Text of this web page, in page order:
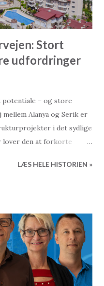
Stort
udfordringer
potentiale – og store
Alanya og Serik er
i det sydlige
lover den at forkorte
væsentligt løft. Men
fremgang Den tyrkiske
motorvejen som et
vil
fra de nuværende 2,5 timer
et moderne design med
LÆS HELE HISTORIEN »